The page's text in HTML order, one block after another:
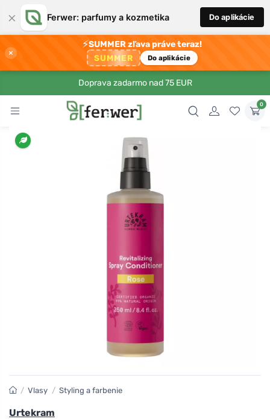
× Ferwer: parfumy a kozmetika Do aplikácie
×
⚡SUMMER zľava práve teraz!
SUMMER Do aplikácie
Doprava zadarmo nad 75 EUR
0
/ Vlasy / Styling a farbenie
Urtekram